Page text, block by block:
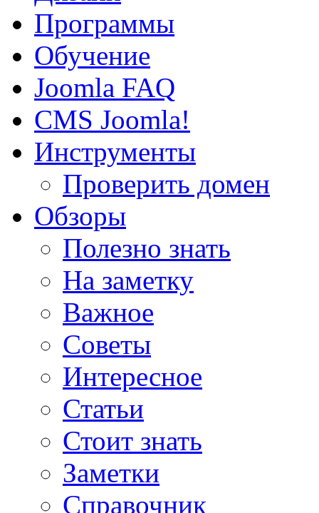
Программы
Обучение
Joomla FAQ
CMS Joomla!
Инструменты
Проверить домен
Обзоры
Полезно знать
На заметку
Важное
Советы
Интересное
Статьи
Стоит знать
Заметки
Справочник